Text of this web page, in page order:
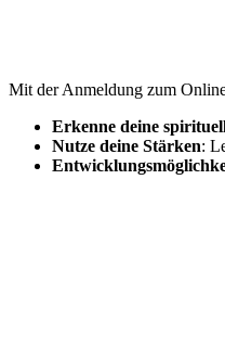
Mit der Anmeldung zum
Erkenne deine
Nutze deine Stärken: